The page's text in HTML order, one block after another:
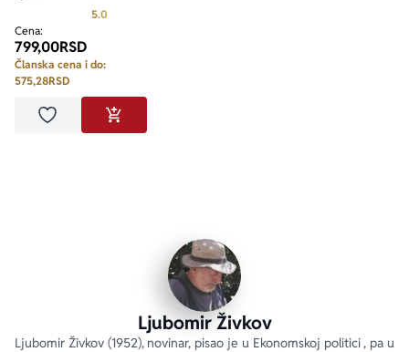
5.0
Cena:
799,00RSD
Članska cena i do:
575,28RSD
Dodaj u omiljeneDODAJ U KORPU
Ljubomir Živkov
Ljubomir Živkov (1952), novinar, pisao je u Ekonomskoj politici , pa u